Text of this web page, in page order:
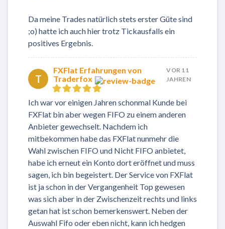
Da meine Trades natürlich stets erster Güte sind
;o) hatte ich auch hier trotz Tickausfalls ein
positives Ergebnis.
T
FXFlat Erfahrungen von
Traderfox
VOR 11
JAHREN
Ich war vor einigen Jahren schonmal Kunde bei
FXFlat bin aber wegen FIFO zu einem anderen
Anbieter gewechselt. Nachdem ich
mitbekommen habe das FXFlat nunmehr die
Wahl zwischen FIFO und Nicht FIFO anbietet,
habe ich erneut ein Konto dort eröffnet und muss
sagen, ich bin begeistert. Der Service von FXFlat
ist ja schon in der Vergangenheit Top gewesen
was sich aber in der Zwischenzeit rechts und links
getan hat ist schon bemerkenswert. Neben der
Auswahl Fifo oder eben nicht, kann ich hedgen